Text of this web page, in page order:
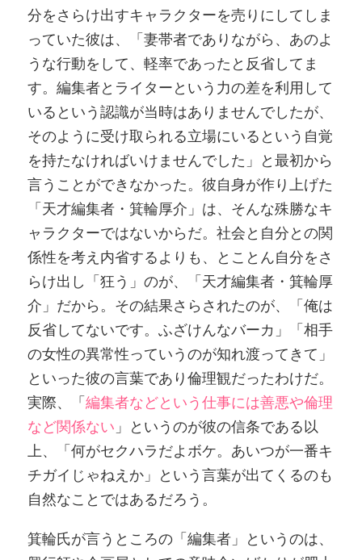
分をさらけ出すキャラクターを売りにしてしま
っていた彼は、「妻帯者でありながら、あのよ
うな行動をして、軽率であったと反省してま
す。編集者とライターという力の差を利用して
いるという認識が当時はありませんでしたが、
そのように受け取られる立場にいるという自覚
を持たなければいけませんでした」と最初から
言うことができなかった。彼自身が作り上げた
「天才編集者・箕輪厚介」は、そんな殊勝なキ
ャラクターではないからだ。社会と自分との関
係性を考え内省するよりも、とことん自分をさ
らけ出し「狂う」のが、「天才編集者・箕輪厚
介」だから。その結果さらされたのが、「俺は
反省してないです。ふざけんなバーカ」「相手
の女性の異常性っていうのが知れ渡ってきて」
といった彼の言葉であり倫理観だったわけだ。
実際、「編集者などという仕事には善悪や倫理
など関係ない 」というのが彼の信条である以
上、「何がセクハラだよボケ。あいつが一番キ
チガイじゃねえか」という言葉が出てくるのも
自然なことではあるだろう。
箕輪氏が言うところの「編集者」というのは、